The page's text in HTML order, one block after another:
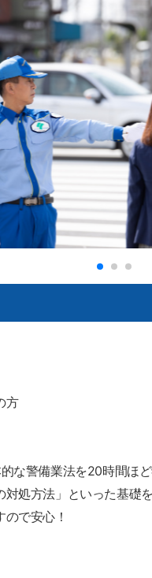
方
な警備業法を20時間ほど
対処方法」といった基礎
で安心！